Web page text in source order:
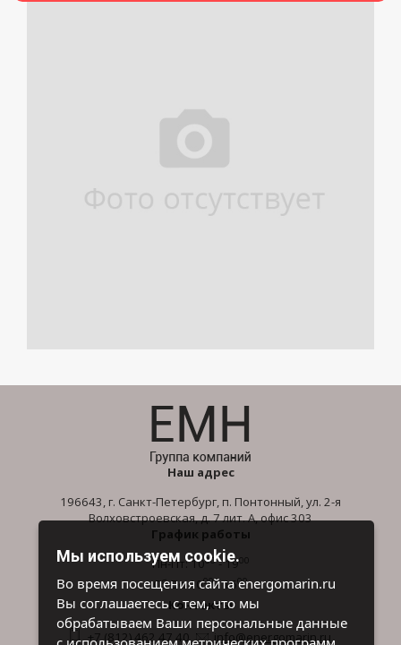
Наш адрес
196643, г. Санкт-Петербург, п. Понтонный, ул. 2-я
Волховстроевская, д. 7 лит. А, офис 303
График работы
Пн-Пт: 1000- 1900
Сб-Вс: 1000- 1600
Контакты
+7 (812) 462 47 40 info@energomarin.ru
Мы используем cookie.
Во время посещения сайта energomarin.ru
Вы соглашаетесь с тем, что мы
обрабатываем Ваши персональные данные